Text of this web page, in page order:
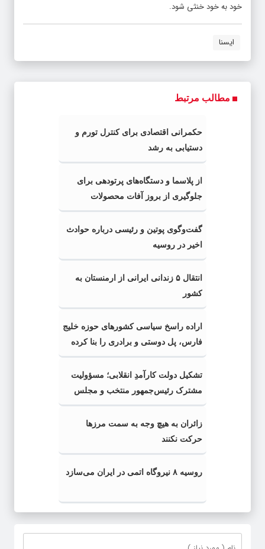
خود به خود خنثی ‌شود.
ایسنا
مطالب مرتبط
حکمرانی اقتصادی برای کنترل تورم و
دستیابی به رشد
از پلاسما و دستگاه‌های پرتودهی برای
جلوگیری از بروز آفات محصولات
کشاورزی استفاده خواهد شد
گفت‌وگوی پوتین و رئیسی درباره حوادث
اخیر در روسیه
انتقال ۵ زندانی ایرانی از ارمنستان به
کشور
اراده راسخ سیاسی کشورهای حوزه خلیج
فارس، پل دوستی و برادری را بنا کرده
است
تشکیل دولت کارآمدِ انقلابی؛ مسؤولیت
مشترک رئیس‌جمهور منتخب و مجلس
زائران به هیچ وجه به سمت مرزها
حرکت نکنند
روسیه ۸ نیروگاه اتمی در ایران می‌سازد